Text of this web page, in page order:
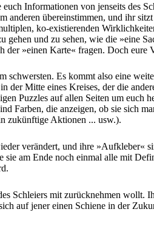
Informationen von jenseits des
übereinstimmen, und ihr
ko-existierenden
und zu sehen, wie die »eine
»einen Karte« fragen. Doch eure
schwersten. Es kommt also eine
Mitte eines Kreises, der die
Puzzles auf allen Seiten um euch
Farben, die anzeigen, ob sie sich
zukünftige Aktionen ... usw.).
verändert, und ihre »Aufkleber«
am Ende noch einmal alle mit
Schleiers mit zurücknehmen wollt.
auf jener einen Schiene in der